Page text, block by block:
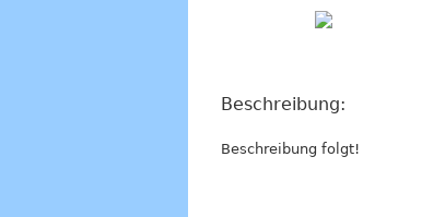
Beschreibung:
Beschreibung folgt!